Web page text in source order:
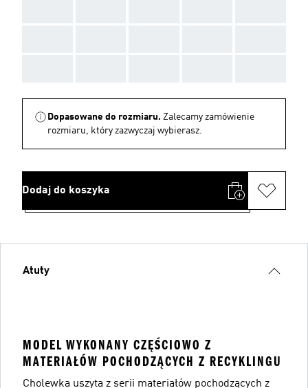
Dopasowane do rozmiaru. Zalecamy zamówienie
rozmiaru, który zazwyczaj wybierasz.
Dodaj do koszyka
Atuty
MODEL WYKONANY CZĘŚCIOWO Z
MATERIAŁÓW POCHODZĄCYCH Z RECYKLINGU
Cholewka uszyta z serii materiałów pochodzących z